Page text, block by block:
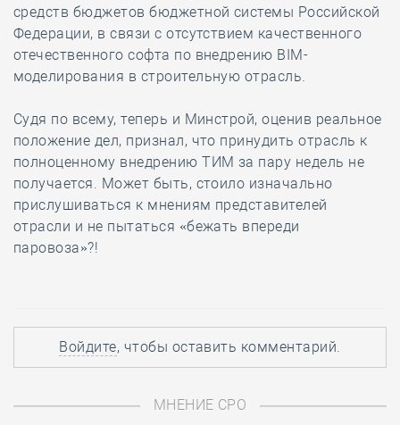
средств бюджетов бюджетной системы Российской
Федерации, в связи с отсутствием качественного
отечественного софта по внедрению BIM-
моделирования в строительную отрасль.
Судя по всему, теперь и Минстрой, оценив реальное
положение дел, признал, что принудить отрасль к
полноценному внедрению ТИМ за пару недель не
получается. Может быть, стоило изначально
прислушиваться к мнениям представителей
отрасли и не пытаться «бежать впереди
паровоза»?!
Войдите, чтобы оставить комментарий.
МНЕНИЕ СРО